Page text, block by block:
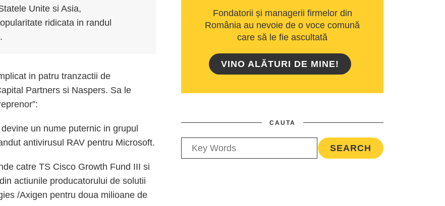
Unite si Asia,
ridicata in randul
in patru tranzactii de
Partners si Naspers. Sa le
un nume puternic in grupul
antivirusul RAV pentru Microsoft.
catre TS Cisco Growth Fund III si
actiunile producatorului de solutii
/Axigen pentru doua milioane de
Fondatorii și managerii firmelor din
România au nevoie de o voce comună
care să le fie ascultată
VINO ALĂTURI DE MINE!
CAUTA